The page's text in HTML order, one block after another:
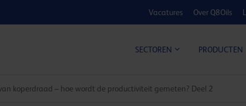
Vacatures Over Q8Oils
SECTOREN PRODUCTEN
koperdraad – hoe wordt de productiviteit gemeten? Deel 2